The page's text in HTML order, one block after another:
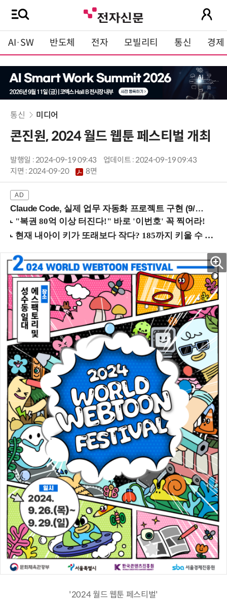
AI·SW 반도체 전자 모빌리티 통신 경제
통신 미디어
콘진원, 2024 월드 웹툰 페스티벌 개최
발행일 : 2024-09-19 09:43
업데이트 : 2024-09-19 09:43
지면 :2024-09-20 8면
Claude Code, 실제 업무 자동화 프로젝트 구현 (9/16 ~17 강남역)
'2024 월드 웹툰 페스티벌'